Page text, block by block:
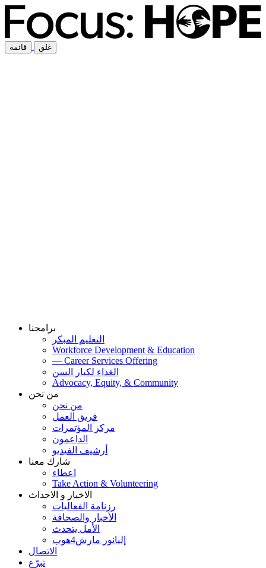
قائمة غلق
برامجنا
التعليم المبكر
Workforce Development & Education
— Career Services Offering
الغذاء لكبار السن
Advocacy, Equity, & Community
من نحن
من نحن
فريق العمل
مركز المؤتمرات
الداعمون
أرشيف الفيديو
شارك معنا
اعطاء
Take Action & Volunteering
الاخبار و الاحداث
رزنامة الفعاليات
الأخبار والصحافة
الأمل يتحدث
إليانور مارش4هوب
الاتصال
تبرّع